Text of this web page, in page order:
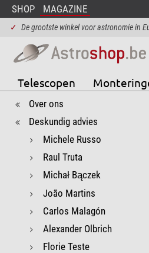
SHOP MAGAZINE
✓ De grootste winkel voor astronomie in
Telescopen
Over ons
Deskundig advies
Michele Russo
Raul Truta
Michał Bączek
João Martins
Carlos Malagón
Alexander Olbrich
Florie Teste